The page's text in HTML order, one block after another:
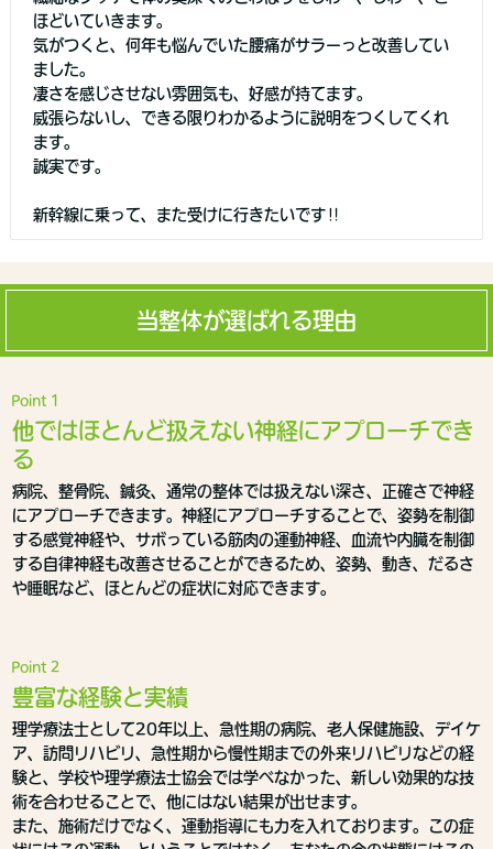
ほどいていきます。
気がつくと、何年も悩んでいた腰痛がサラーっと改善してい
ました。
凄さを感じさせない雰囲気も、好感が持てます。
威張らないし、できる限りわかるように説明をつくしてくれ
ます。
誠実です。
新幹線に乗って、また受けに行きたいです‼️
当整体が選ばれる理由
Point 1
他ではほとんど扱えない神経にアプローチでき
る
病院、整骨院、鍼灸、通常の整体では扱えない深さ、正確さで神経
にアプローチできます。神経にアプローチすることで、姿勢を制御
する感覚神経や、サボっている筋肉の運動神経、血流や内臓を制御
する自律神経も改善させることができるため、姿勢、動き、だるさ
や睡眠など、ほとんどの症状に対応できます。
Point 2
豊富な経験と実績
理学療法士として20年以上、急性期の病院、老人保健施設、デイケ
ア、訪問リハビリ、急性期から慢性期までの外来リハビリなどの経
験と、学校や理学療法士協会では学べなかった、新しい効果的な技
術を合わせることで、他にはない結果が出せます。
また、施術だけでなく、運動指導にも力を入れております。この症